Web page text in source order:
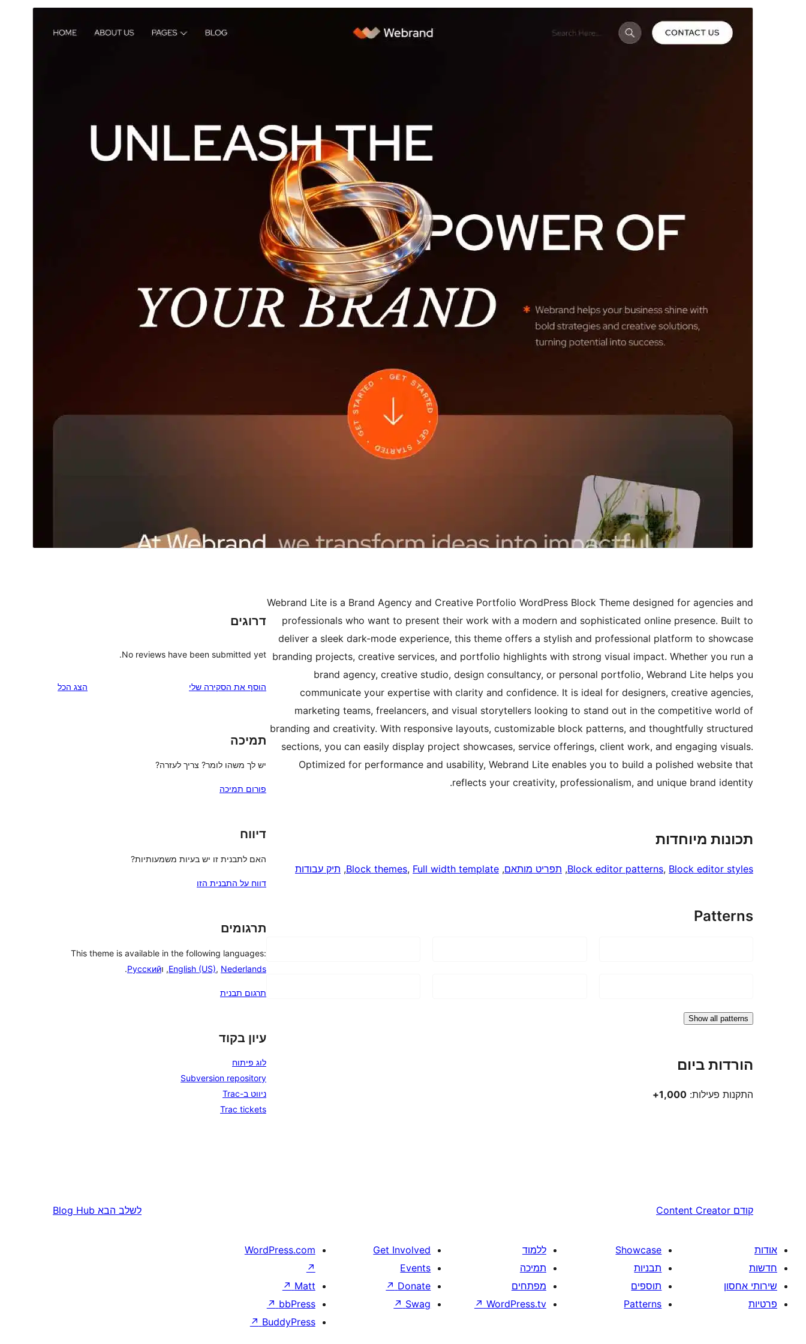
This theme is free but offers additional paid
גרסת וורדפרס
גרסת PHP
האתר של התבנית
Webrand Lite is a Brand Agency and Creative Portfolio WordPress Block Theme designed for agencies and
professionals who want to present their work with a modern and sophisticated online presence. Built to
deliver a sleek dark-mode experience, this theme offers a stylish and professional platform to showcase
branding projects, creative services, and portfolio highlights with strong visual impact. Whether you run a
brand agency, creative studio, design consultancy, or personal portfolio, Webrand Lite helps you
communicate your expertise with clarity and confidence. It is ideal for designers, creative agencies,
marketing teams, freelancers, and visual storytellers looking to stand out in the competitive world of
branding and creativity. With responsive layouts, customizable block patterns, and thoughtfully structured
sections, you can easily display project showcases, service offerings, client work, and engaging visuals.
Optimized for performance and usability, Webrand Lite enables you to build a polished website that
reflects your creativity, professionalism, and unique brand identity.
תכונות מיוחדות
Block editor patterns, Block editor styles
, תפריט מותאם,
Block themes, Full width template
, תיק עבודות
Patterns
Show all patterns
הורדות ביום
התקנות פעילות: 1,000+
דרוגים
No reviews have been submitted yet.
הוסף את הסקירה שלי הצג הכל
תמיכה
יש לך משהו לומר? צריך לעזרה?
פורום תמיכה
דיווח
האם לתבנית זו יש בעיות משמעותיות?
דווח על התבנית הזו
תרגומים
This theme is available in the following languages:
English (US), Nederlands , וРусский
.
תרגום תבנית
עיון בקוד
לוג פיתוח
Subversion repository
ניווט ב-Trac
Trac tickets
קודם Content Creator לשלב הבא Blog Hub
אודות
חדשות
שירותי אחסון
פרטיות
Showcase
תבניות
תוספים
Patterns
ללמוד
תמיכה
מפתחים
WordPress.tv
↗
Get Involved
Events
Donate
↗
Swag
↗
WordPress.com
↗
Matt
↗
bbPress
↗
BuddyPress
↗